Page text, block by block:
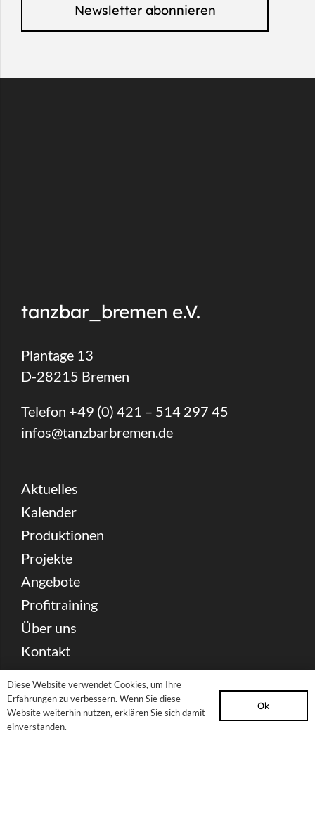
Newsletter abonnieren
tanzbar_bremen e.V.
Plantage 13
D-28215 Bremen
Telefon +49 (0) 421 – 514 297 45
infos@tanzbarbremen.de
Aktuelles
Kalender
Produktionen
Projekte
Angebote
Profitraining
Über uns
Kontakt
Spenden
Partnerschaft & Förderung
Diese Website verwendet Cookies, um Ihre
Erfahrungen zu verbessern. Wenn Sie diese
Website weiterhin nutzen, erklären Sie sich damit
einverstanden.
Ok